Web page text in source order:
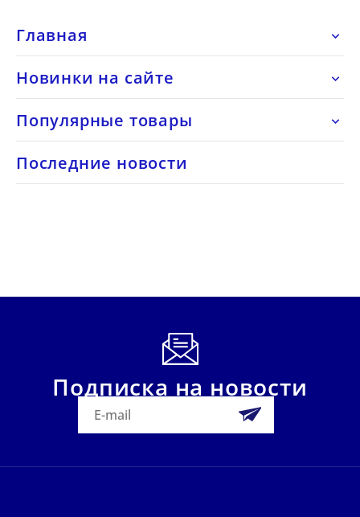
Главная 
Новинки на сайте 
Популярные товары 
Последние новости
Подписка на новости